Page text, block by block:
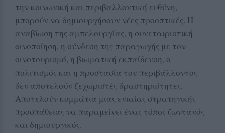
την κοινωνική και περιβαλλοντική ευθύνη,
μπορούν να δημιουργήσουν νέες προοπτικές. Η
αναβίωση της αμπελουργίας, η συνεταιριστική
οινοποίηση, η σύνδεση της παραγωγής με τον
οινοτουρισμό, η βιωματική εκπαίδευση, ο
πολιτισμός και η προστασία του περιβάλλοντος
δεν αποτελούν ξεχωριστές δραστηριότητες.
Αποτελούν κομμάτια μιας ενιαίας στρατηγικής
προσπάθειας να παραμείνει ένας τόπος ζωντανός
και δημιουργικός.